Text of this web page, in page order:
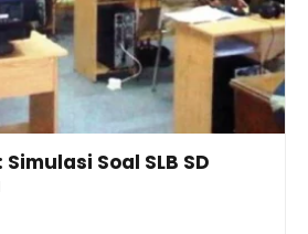
Simulasi Soal SLB SD